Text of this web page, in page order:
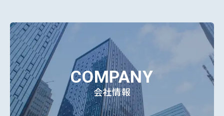
COMPANY
会社情報